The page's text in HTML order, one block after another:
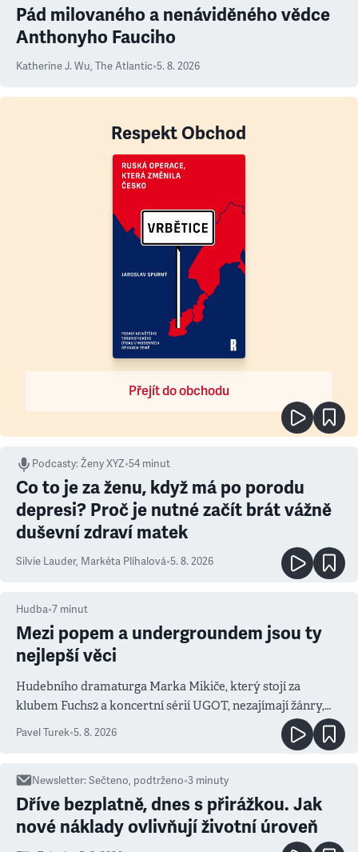
Pád milovaného a nenáviděného vědce
Anthonyho Fauciho
Katherine J. Wu, The Atlantic•5. 8. 2026
Respekt Obchod
Přejít do obchodu
Podcasty:Ženy XYZ•54 minut
Co to je za ženu, když má po porodu
depresi? Proč je nutné začít brát vážně
duševní zdraví matek
Silvie Lauder, Markéta Plíhalová•5. 8. 2026
Hudba•7 minut
Mezi popem a undergroundem jsou ty
nejlepší věci
Hudebního dramaturga Marka Mikiče, který stojí za
klubem Fuchs2 a koncertní sérií UGOT, nezajímají žánry,
Pavel Turek•5. 8. 2026
Newsletter:Sečteno, podtrženo•3 minuty
Dříve bezplatně, dnes s přirážkou. Jak
nové náklady ovlivňují životní úroveň